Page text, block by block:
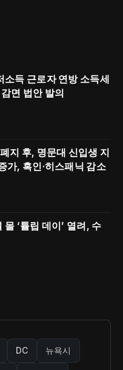
소득 근로자 연방 소득세
면 법안 발의
지 후, 명문대 신입생 지
가, 흑인·히스패닉 감소
‘튤립 데이’ 열려, 수
DC 뉴욕시